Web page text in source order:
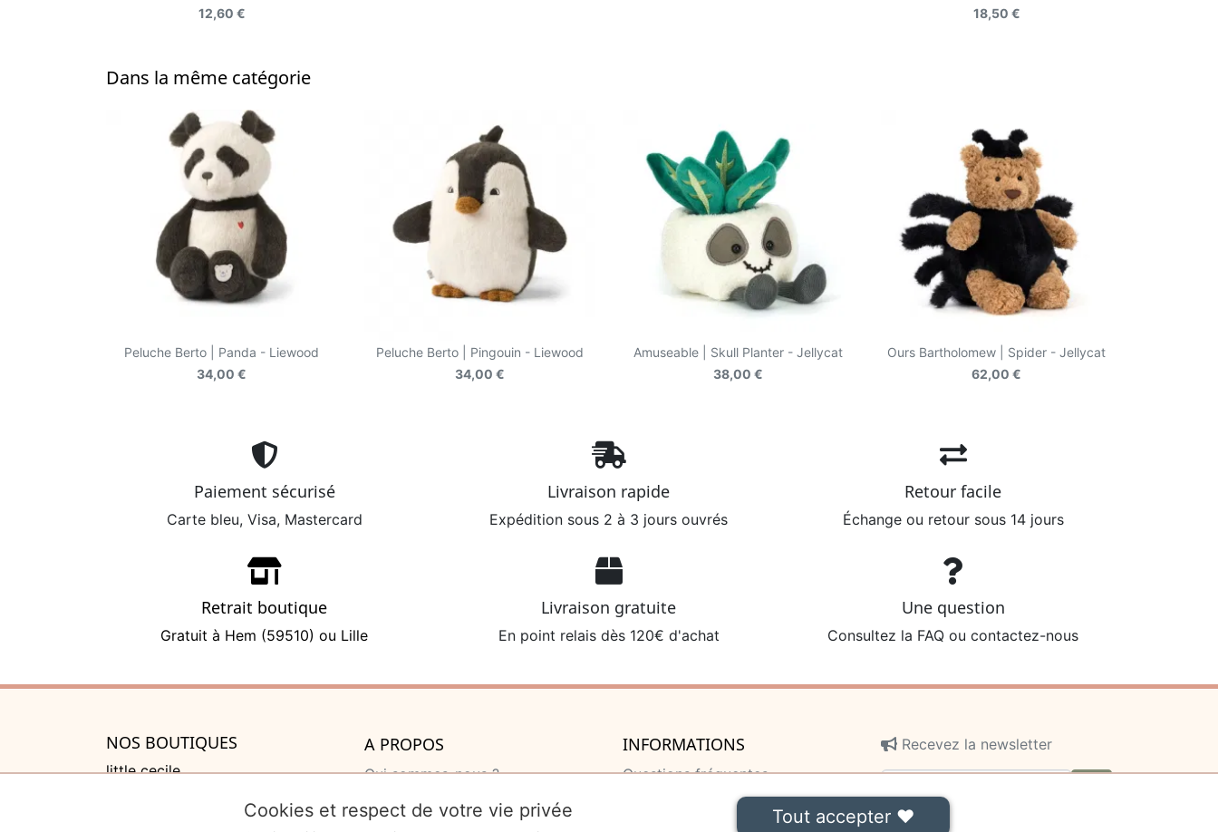
12,60 €
18,50 €
Dans la même catégorie
Peluche Berto | Panda - Liewood
34,00 €
Peluche Berto | Pingouin - Liewood
34,00 €
Amuseable | Skull Planter - Jellycat
38,00 €
Ours Bartholomew | Spider - Jellycat
62,00 €
Paiement sécurisé
Carte bleu, Visa, Mastercard
Livraison rapide
Expédition sous 2 à 3 jours ouvrés
Retour facile
Échange ou retour sous 14 jours
Retrait boutique
Gratuit à Hem (59510) ou Lille
Livraison gratuite
En point relais dès 120€ d'achat
Une question
Consultez la FAQ ou contactez-nous
NOS BOUTIQUES
little cecile
A PROPOS
Qui sommes-nous ?
Liste de naissance
INFORMATIONS
Questions fréquentes
Livraison et retour
Recevez la newsletter
On ne communiquera jamais votre
Cookies et respect de votre vie privée Tout accepter ❤